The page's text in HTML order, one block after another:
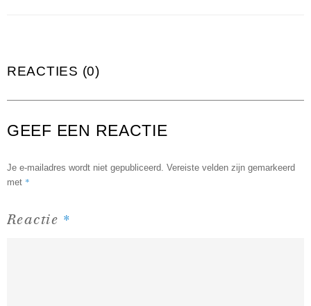
REACTIES (0)
GEEF EEN REACTIE
Je e-mailadres wordt niet gepubliceerd. Vereiste velden zijn gemarkeerd
met *
Reactie *